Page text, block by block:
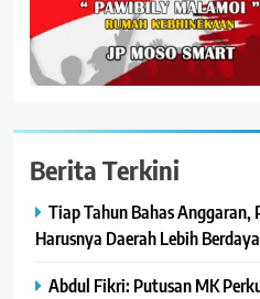
Berita Terkini
Tiap Tahun Bahas Anggaran,
Harusnya Daerah Lebih
Abdul Fikri: Putusan MK